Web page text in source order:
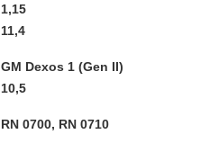
1,15
11,4
GM Dexos 1 (Gen II)
10,5
RN 0700, RN 0710